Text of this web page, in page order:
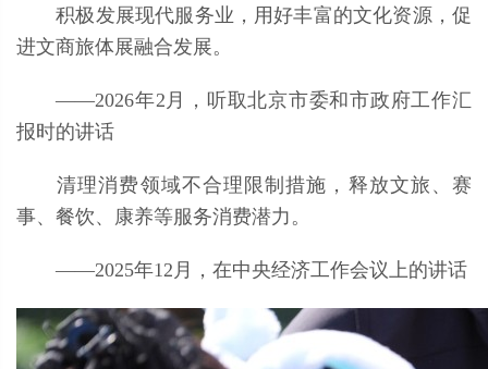
积极发展现代服务业，用好丰富的文化资源，促
进文商旅体展融合发展。
——2026年2月，听取北京市委和市政府工作汇
报时的讲话
清理消费领域不合理限制措施，释放文旅、赛
事、餐饮、康养等服务消费潜力。
——2025年12月，在中央经济工作会议上的讲话